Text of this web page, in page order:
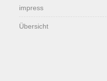
impress
Übersicht